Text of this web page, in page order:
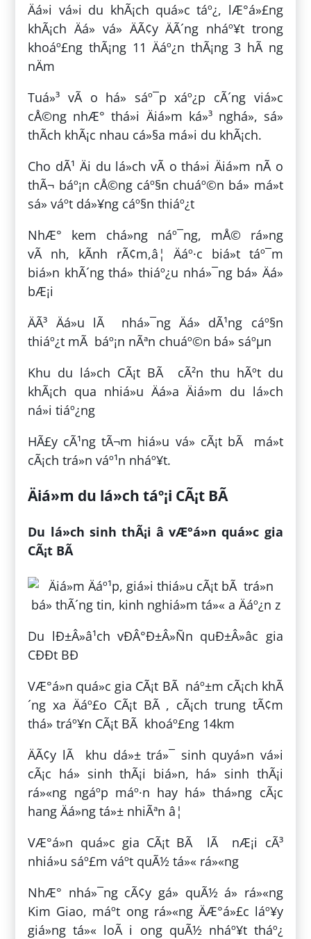
Äá»i vá»i du khÃ¡ch quá»c táº¿, lÆ°á»£ng
khÃ¡ch Äá» vá» ÄÃ¢y ÄÃ´ng nháº¥t trong
khoáº£ng thÃ¡ng 11 Äáº¿n thÃ¡ng 3 hÃ ng
nÄm
Tuá»³ vÃ o há» sáº¯p xáº¿p cÃ´ng viá»c
cÅ©ng nhÆ° thá»i Äiá»m ká»³ nghá», sá»
thÃ­ch khÃ¡c nhau cá»§a má»i du khÃ¡ch.
Cho dÃ¹ Äi du lá»ch vÃ o thá»i Äiá»m nÃ o
thÃ¬ báº¡n cÅ©ng cáº§n chuáº©n bá» má»t
sá» váº­t dá»¥ng cáº§n thiáº¿t
NhÆ° kem chá»ng náº¯ng, mÅ© rá»ng
vÃ nh, kÃ­nh rÃ¢m,â¦ Äáº·c biá»t táº¯m
biá»n khÃ´ng thá» thiáº¿u nhá»¯ng bá» Äá»
bÆ¡i
ÄÃ³ Äá»u lÃ nhá»¯ng Äá» dÃ¹ng cáº§n
thiáº¿t mÃ báº¡n nÃªn chuáº©n bá» sáºµn
Khu du lá»ch CÃ¡t BÃ cÃ²n thu hÃºt du
khÃ¡ch qua nhiá»u Äá»a Äiá»m du lá»ch
ná»i tiáº¿ng
HÃ£y cÃ¹ng tÃ¬m hiá»u vá» cÃ¡t bÃ má»t
cÃ¡ch trá»n váº¹n nháº¥t.
Äiá»m du lá»ch táº¡i CÃ¡t BÃ
Du lá»ch sinh thÃ¡i â vÆ°á»n quá»c gia
CÃ¡t BÃ
Du lÐ±Â»â¹ch vÐÂ°Ð±Â»Ñn quÐ±Â»âc gia
CÐÐt BÐ
VÆ°á»n quá»c gia CÃ¡t BÃ náº±m cÃ¡ch khÃ
´ng xa Äáº£o CÃ¡t BÃ , cÃ¡ch trung tÃ¢m
thá» tráº¥n CÃ¡t BÃ khoáº£ng 14km
ÄÃ¢y lÃ khu dá»± trá»¯ sinh quyá»n vá»i
cÃ¡c há» sinh thÃ¡i biá»n, há» sinh thÃ¡i
rá»«ng ngáº­p máº·n hay há» thá»ng cÃ¡c
hang Äá»ng tá»± nhiÃªn â¦
VÆ°á»n quá»c gia CÃ¡t BÃ lÃ nÆ¡i cÃ³
nhiá»u sáº£m váº­t quÃ½ tá»« rá»«ng
NhÆ° nhá»¯ng cÃ¢y gá» quÃ½ á» rá»«ng
Kim Giao, máº­t ong rá»«ng ÄÆ°á»£c láº¥y
giá»ng tá»« loÃ i ong quÃ½ nháº¥t tháº¿